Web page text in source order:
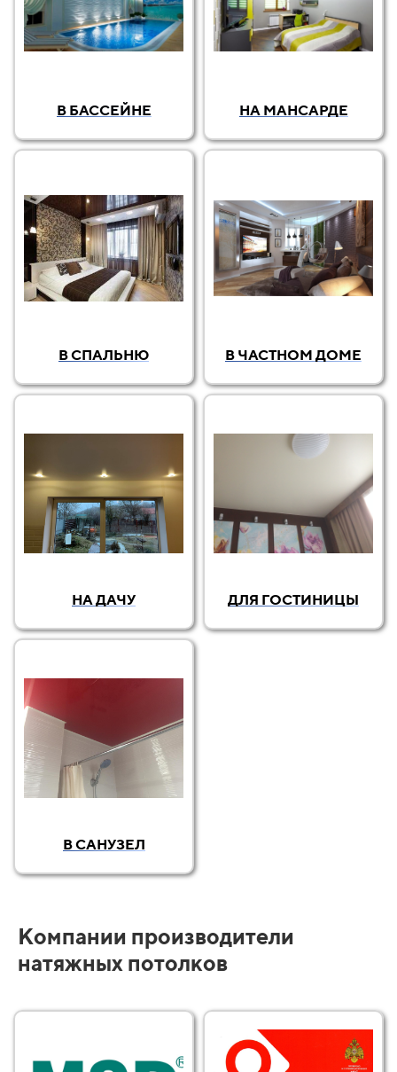
В БАССЕЙНЕ НА МАНСАРДЕ
В СПАЛЬНЮ В ЧАСТНОМ ДОМЕ
НА ДАЧУ ДЛЯ ГОСТИНИЦЫ
В САНУЗЕЛ
Компании производители
натяжных потолков